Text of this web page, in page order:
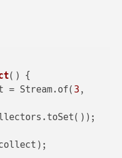
()
{
= Stream.of(
3